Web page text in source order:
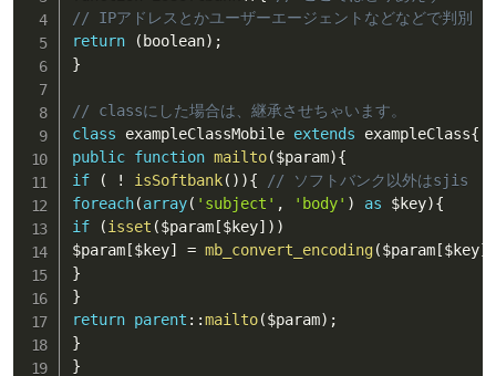
// IPアドレスとかユーザーエージェントなどなどで判別
return
( boolean) ;
}
// classにした場合は、継承させちゃいます。
class
exampleClassMobile extends exampleClass{
public function mailto($param){
if
( ! isSoftbank( ) ){
// ソフトバンク以外はsjis
foreach(array( 'subject' , 'body' ) as $key){
if
(isset ($param [$key] ) )
$param [$key] = mb_convert_encoding($param [$key]
}
}
return parent ::mailto($param) ;
}
}